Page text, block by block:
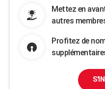
Mettez en
autres
Profitez de